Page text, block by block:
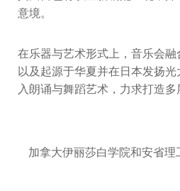
意境。
在乐器与艺术形式上，音乐会
以及起源于华夏并在日本发扬光
入朗诵与舞蹈艺术，力求打造多
加拿大伊丽莎白学院和安省